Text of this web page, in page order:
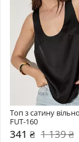
Топ з сатину
FUT-160
341 ₴ 1 139 ₴